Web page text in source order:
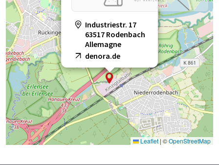
Industriestr. 17
63517 Rodenbach
Allemagne
denora.de
Leaflet | ©OpenStreetMap